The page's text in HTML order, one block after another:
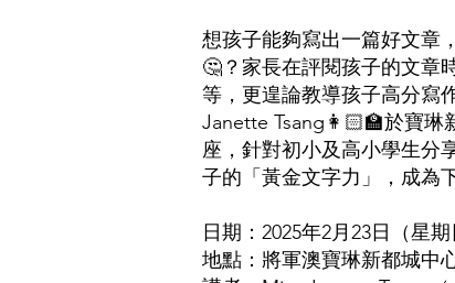
想孩子能夠寫出一篇好文章
🤔？家長在評閱孩子的文章
等，更遑論教導孩子高分寫
Janette Tsang👩🏻‍🏫於寶
座，針對初小及高小學生分
子的「黃金文字力」，成為
日期：2025年2月23日（星期
地點：將軍澳寶琳新都城中